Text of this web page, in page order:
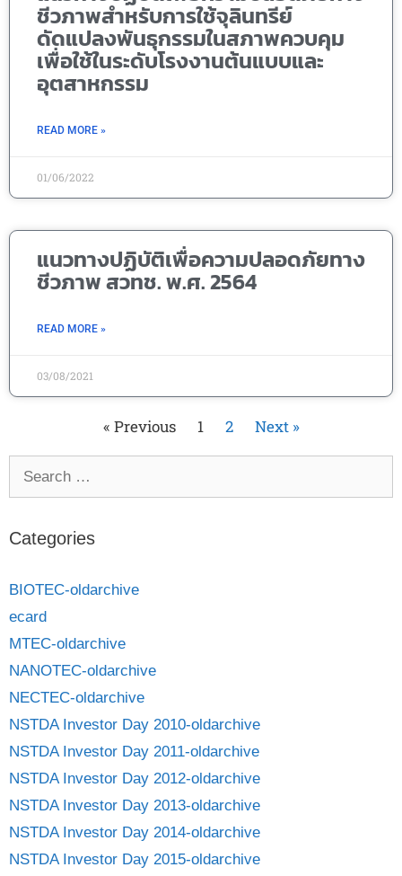
ชีวภาพสำหรับการใช้จุลินทรีย์
ดัดแปลงพันธุกรรมในสภาพควบคุม
เพื่อใช้ในระดับโรงงานต้นแบบและ
อุตสาหกรรม
READ MORE »
01/06/2022
แนวทางปฏิบัติเพื่อความปลอดภัยทาง
ชีวภาพ สวทช. พ.ศ. 2564
READ MORE »
03/08/2021
« Previous 1 2 Next »
Categories
BIOTEC-oldarchive
ecard
MTEC-oldarchive
NANOTEC-oldarchive
NECTEC-oldarchive
NSTDA Investor Day 2010-oldarchive
NSTDA Investor Day 2011-oldarchive
NSTDA Investor Day 2012-oldarchive
NSTDA Investor Day 2013-oldarchive
NSTDA Investor Day 2014-oldarchive
NSTDA Investor Day 2015-oldarchive